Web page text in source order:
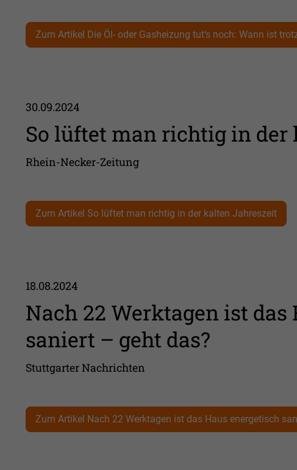
Zum Artikel Die Öl- oder Gasheizung tut‘s noch: Wann ist
30.09.2024
So lüftet man richtig in der
Rhein-Necker-Zeitung
Zum Artikel So lüftet man richtig in der kalten Jahreszeit
18.08.2024
Nach 22 Werktagen ist das
saniert – geht das?
Stuttgarter Nachrichten
Zum Artikel Nach 22 Werktagen ist das Haus energetisch